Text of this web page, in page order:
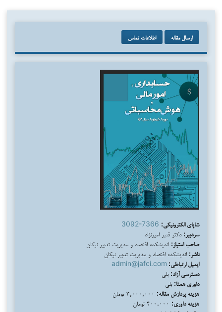
ارسال مقاله اطلاعات تماس
شاپای الکترونیکی: 3092-7366
سردبیر: دکتر قنبر امیرنژاد
صاحب امتیاز: اندیشکده اقتصاد و مدیریت تدبیر نیکان
ناشر: اندیشکده اقتصاد و مدیریت تدبیر نیکان
ایمیل ارتباطی: admin@jafci.com
دسترسی آزاد: بلی
داوری همتا: بلی
هزینه پردازش مقاله:
هزینه داوری: